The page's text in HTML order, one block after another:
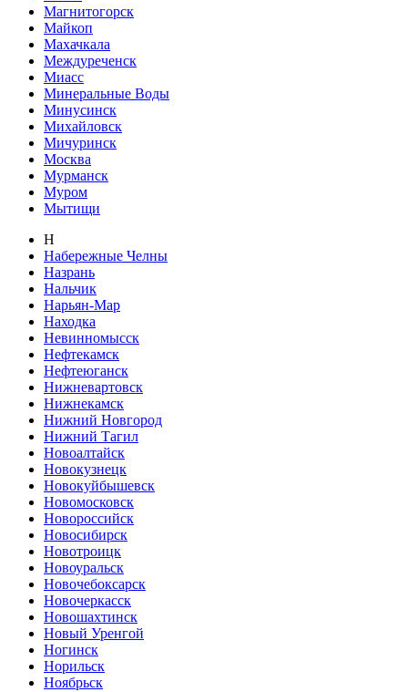
Магнитогорск
Майкоп
Махачкала
Междуреченск
Миасс
Минеральные Воды
Минусинск
Михайловск
Мичуринск
Москва
Мурманск
Муром
Мытищи
Н
Набережные Челны
Назрань
Нальчик
Нарьян-Мар
Находка
Невинномысск
Нефтекамск
Нефтеюганск
Нижневартовск
Нижнекамск
Нижний Новгород
Нижний Тагил
Новоалтайск
Новокузнецк
Новокуйбышевск
Новомосковск
Новороссийск
Новосибирск
Новотроицк
Новоуральск
Новочебоксарск
Новочеркасск
Новошахтинск
Новый Уренгой
Ногинск
Норильск
Ноябрьск